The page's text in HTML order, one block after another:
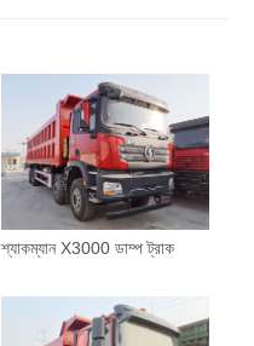
শ্যাকম্যান X3000 ডাম্প ট্রাক